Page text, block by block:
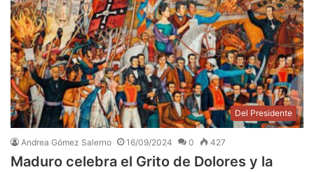
Del Presidente
Andrea Gómez Salerno 16/09/2024 0 427
Maduro celebra el Grito de Dolores y la